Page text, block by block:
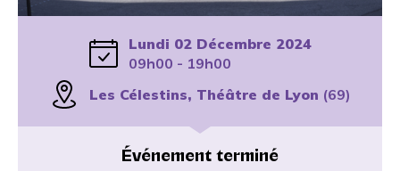
Lundi 02 Décembre 2024
09h00 - 19h00
Les Célestins, Théâtre de Lyon (69)
Événement terminé